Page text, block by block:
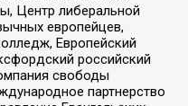
Центр либеральной
европейцев,
Европейский
российский
свободы
партнерство